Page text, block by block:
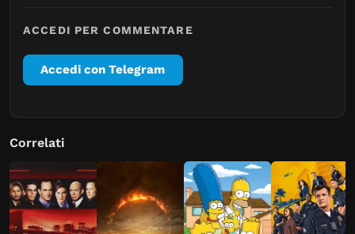
ACCEDI PER COMMENTARE
Accedi con Telegram
Correlati